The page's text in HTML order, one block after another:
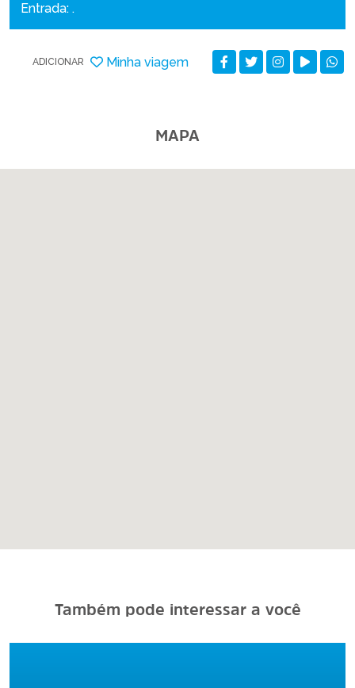
Entrada: .
ADICIONAR Minha viagem
MAPA
Também pode interessar a você